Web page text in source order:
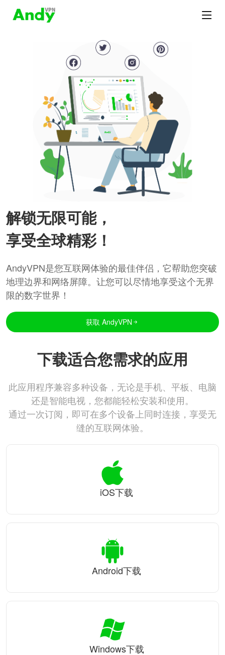
解锁无限可能，
享受全球精彩！
AndyVPN是您互联网体验的最佳伴侣，它帮助您突破
地理边界和网络屏障。让您可以尽情地享受这个无界
限的数字世界！
获取 AndyVPN
下载适合您需求的应用
此应用程序兼容多种设备，无论是手机、平板、电脑
还是智能电视，您都能轻松安装和使用。
通过一次订阅，即可在多个设备上同时连接，享受无
缝的互联网体验。
iOS下载
Android下载
Windows下载